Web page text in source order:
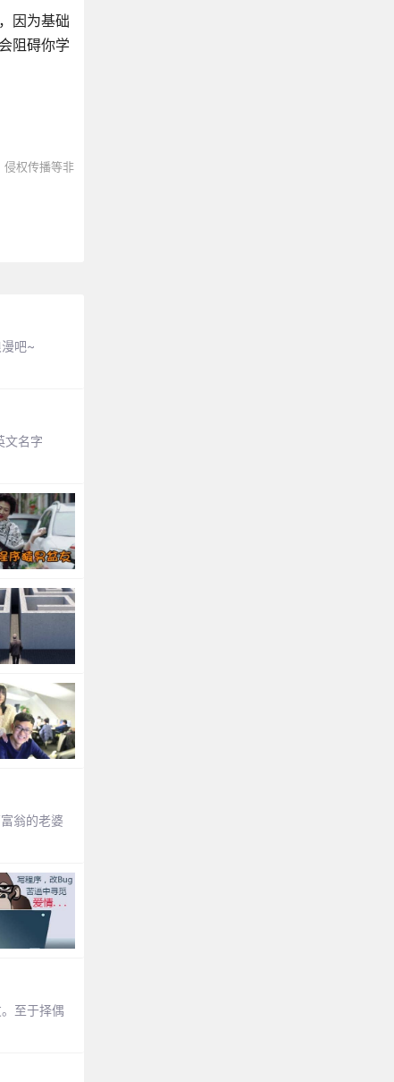
因为基础
阻碍你学
侵权传播等非
吧~
文名字
翁的老婆
至于择偶